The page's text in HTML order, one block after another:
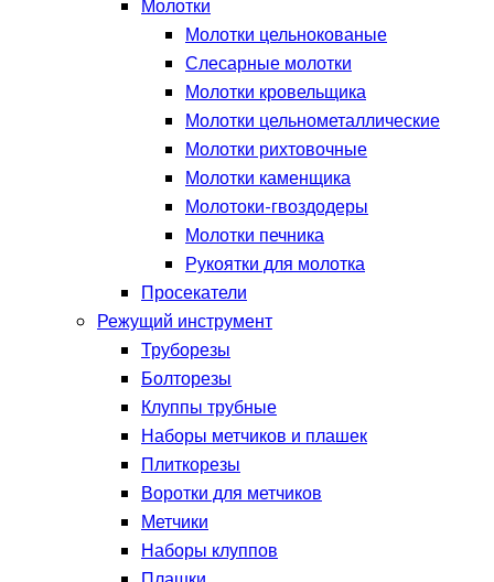
Молотки
Молотки цельнокованые
Слесарные молотки
Молотки кровельщика
Молотки цельнометаллические
Молотки рихтовочные
Молотки каменщика
Молотоки-гвоздодеры
Молотки печника
Рукоятки для молотка
Просекатели
Режущий инструмент
Труборезы
Болторезы
Клуппы трубные
Наборы метчиков и плашек
Плиткорезы
Воротки для метчиков
Метчики
Наборы клуппов